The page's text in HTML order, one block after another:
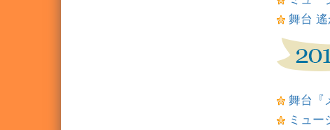
舞台
舞台『
ミュー